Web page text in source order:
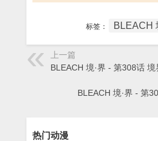
标签： BLEACH
上一篇
BLEACH 境·界 - 第308话
BLEACH 境·界 - 第
热门动漫